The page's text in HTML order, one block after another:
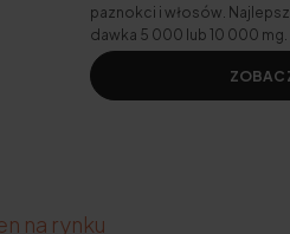
paznokci i włosów.
dawka 5 000 lub 10 000
niezależne laboratorium.
na rynku